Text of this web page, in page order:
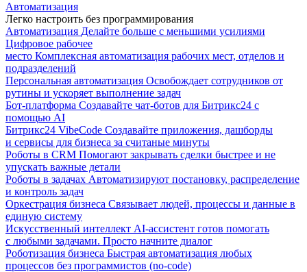
Автоматизация
Легко настроить без программирования
Автоматизация Делайте больше с меньшими усилиями
Цифровое рабочее
место Комплексная автоматизация рабочих мест, отделов и
подразделений
Персональная автоматизация Освобождает сотрудников от
рутины и ускоряет выполнение задач
Бот-платформа Создавайте чат-ботов для Битрикс24 с
помощью AI
Битрикс24 VibeCode Создавайте приложения, дашборды
и сервисы для бизнеса за считаные минуты
Роботы в CRM Помогают закрывать сделки быстрее и не
упускать важные детали
Роботы в задачах Автоматизируют постановку, распределение
и контроль задач
Оркестрация бизнеса Связывает людей, процессы и данные в
единую систему
Искусственный интеллект AI-ассистент готов помогать
с любыми задачами. Просто начните диалог
Роботизация бизнеса Быстрая автоматизация любых
процессов без программистов (no-code)